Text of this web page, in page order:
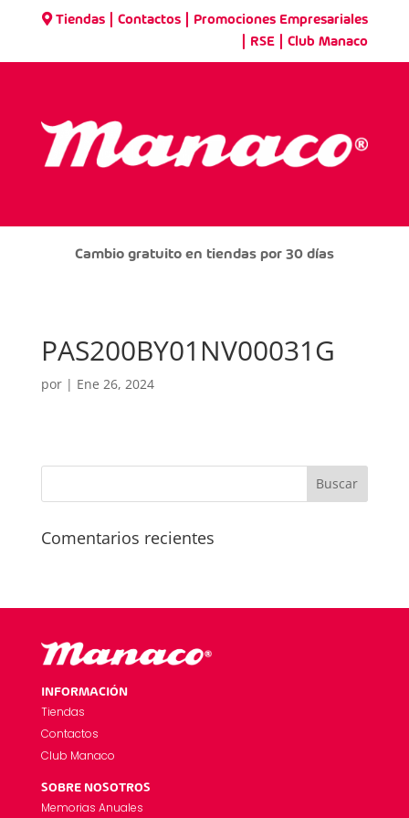
Tiendas |Contactos Promociones Empresariales
RSE |Club Manaco
Cambio gratuito en tiendas por 30 días
PAS200BY01NV00031G
por | Ene 26, 2024
Comentarios recientes
INFORMACIÓN
Tiendas
Contactos
Club Manaco
SOBRE NOSOTROS
Memorias Anuales